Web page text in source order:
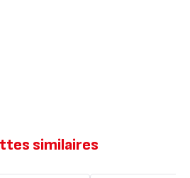
similaires